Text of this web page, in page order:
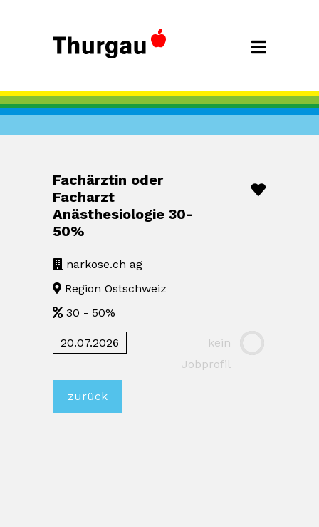
Fachärztin oder
Facharzt
Anästhesiologie 30-
50%
narkose.ch ag
Region Ostschweiz
30 - 50%
20.07.2026
kein
Jobprofil
zurück